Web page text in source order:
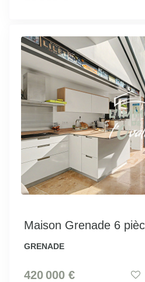
Maison Grenade 6
GRENADE
420 000 €